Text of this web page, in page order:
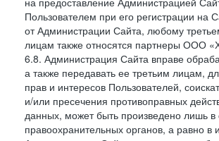
Пользователем при его регистрации
от Администрации Сайта, любому
лицам также относятся партнеры ООО
6.8. Администрация Сайта вправе
а также передавать ее третьим лицам,
прав и интересов Пользователей,
и/или пресечения противоправных
данных, может быть произведено лишь в
правоохранительных органов, а равно